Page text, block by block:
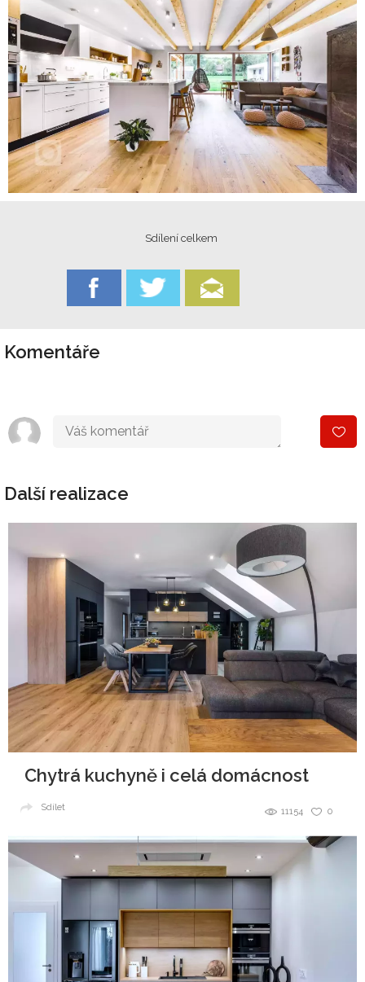
Sdílení celkem
Komentáře
Další realizace
Chytrá kuchyně i celá domácnost
0
11154
Sdílet